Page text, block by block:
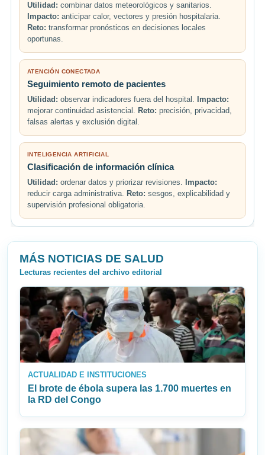
Utilidad: combinar datos meteorológicos y sanitarios.
Impacto: anticipar calor, vectores y presión hospitalaria.
Reto: transformar pronósticos en decisiones locales
oportunas.
ATENCIÓN CONECTADA
Seguimiento remoto de pacientes
Utilidad: observar indicadores fuera del hospital.
Impacto:
mejorar continuidad asistencial. Reto: precisión, privacidad,
falsas alertas y exclusión digital.
INTELIGENCIA ARTIFICIAL
Clasificación de información clínica
Utilidad: ordenar datos y priorizar revisiones.
Impacto:
reducir carga administrativa. Reto: sesgos, explicabilidad y
supervisión profesional obligatoria.
MÁS NOTICIAS DE SALUD
Lecturas recientes del archivo editorial
ACTUALIDAD E INSTITUCIONES
El brote de ébola supera las 1.700 muertes en
la RD del Congo